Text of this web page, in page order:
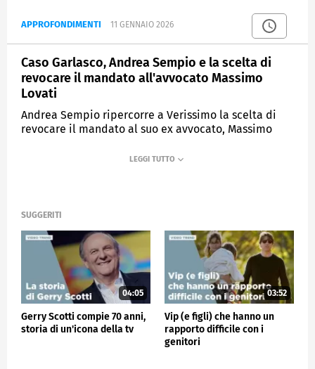
APPROFONDIMENTI 11 GENNAIO 2026
Caso Garlasco, Andrea Sempio e la scelta di
revocare il mandato all'avvocato Massimo
Lovati
Andrea Sempio ripercorre a Verissimo la scelta di
revocare il mandato al suo ex avvocato, Massimo
SUGGERITI
04:05
Gerry Scotti compie 70 anni,
storia di un'icona della tv
03:52
Vip (e figli) che hanno un
rapporto difficile con i
genitori